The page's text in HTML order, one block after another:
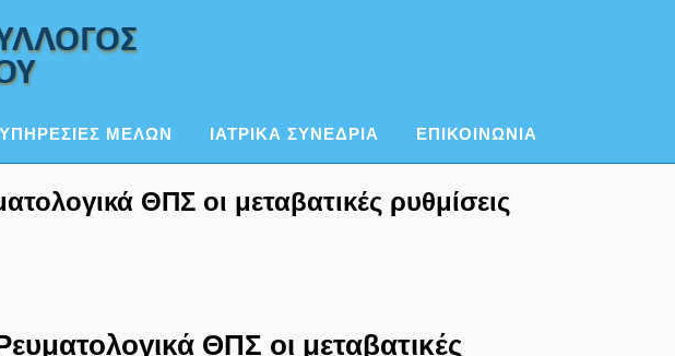
ΥΠΗΡΕΣΙΕΣ ΜΕΛΩΝ ΙΑΤΡΙΚΑ ΣΥΝΕΔΡΙΑ ΕΠΙΚΟΙΝΩΝΙΑ
ΘΠΣ οι μεταβατικές ρυθμίσεις
ΘΠΣ οι μεταβατικές